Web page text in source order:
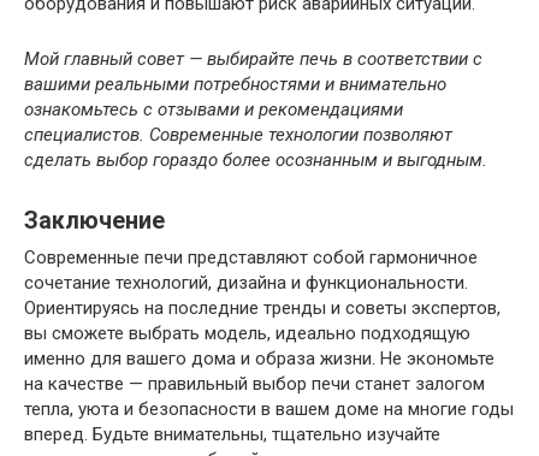
Мой главный совет — выбирайте печь в соответствии с
вашими реальными потребностями и внимательно
ознакомьтесь с отзывами и рекомендациями
специалистов. Современные технологии позволяют
сделать выбор гораздо более осознанным и выгодным.
Заключение
Современные печи представляют собой гармоничное
сочетание технологий, дизайна и функциональности.
Ориентируясь на последние тренды и советы экспертов,
вы сможете выбрать модель, идеально подходящую
именно для вашего дома и образа жизни. Не экономьте
на качестве — правильный выбор печи станет залогом
тепла, уюта и безопасности в вашем доме на многие годы
вперед. Будьте внимательны, тщательно изучайте